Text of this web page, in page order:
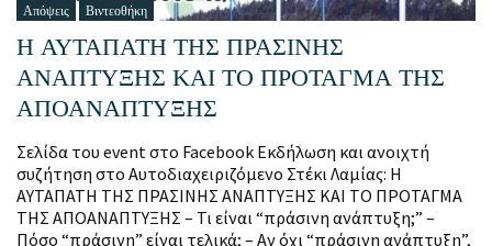
Απόψεις Βιντεοθήκη
Η ΑΥΤΑΠΑΤΗ ΤΗΣ ΠΡΑΣΙΝΗΣ
ΑΝΑΠΤΥΞΗΣ ΚΑΙ ΤΟ ΠΡΟΤΑΓΜΑ ΤΗΣ
ΑΠΟΑΝΑΠΤΥΞΗΣ
Σελίδα του event στο Facebook Εκδήλωση και ανοιχτή
συζήτηση στο Αυτοδιαχειριζόμενο Στέκι Λαμίας: Η
ΑΥΤΑΠΑΤΗ ΤΗΣ ΠΡΑΣΙΝΗΣ ΑΝΑΠΤΥΞΗΣ ΚΑΙ ΤΟ ΠΡΟΤΑΓΜΑ
ΤΗΣ ΑΠΟΑΝΑΠΤΥΞΗΣ – Τι είναι “πράσινη ανάπτυξη;” –
Πόσο “πράσινη” είναι τελικά; – Αν όχι “πράσινη ανάπτυξη”,